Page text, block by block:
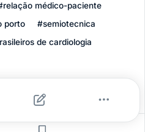
médico-paciente
porto
#semiotecnica
de cardiologia